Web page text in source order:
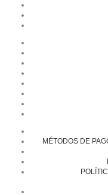
MÉTODOS DE